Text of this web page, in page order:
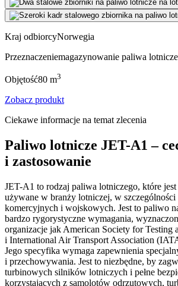
Kraj odbiorcyNorwegia
Przeznaczeniemagazynowanie paliwa
Objętość80 m3
Zobacz produkt
Ciekawe informacje na temat zlecenia
Paliwo lotnicze JET-A1 –
i zastosowanie
JET-A1 to rodzaj paliwa lotniczego, które
używane w branży lotniczej, w szczególności
komercyjnych i wojskowych. Jest to paliwo
bardzo rygorystyczne wymagania,
organizacje jak American Society for
i International Air Transport Association
Jego specyfika wymaga zapewnienia
i przechowywania. Jest to niezbędne, by
turbinowych silników lotniczych i pełne
korzystających z samolotów odrzutowych,